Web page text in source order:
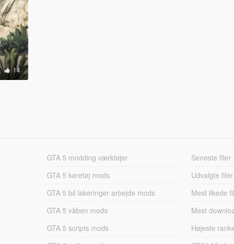
14
GTA 5 modding værktøjer
GTA 5 køretøj mods
GTA 5 bil lakeringer arbejde mods
GTA 5 våben mods
GTA 5 scripts mods
Seneste filer
Udvalgte filer
Mest likede
Mest
Højeste